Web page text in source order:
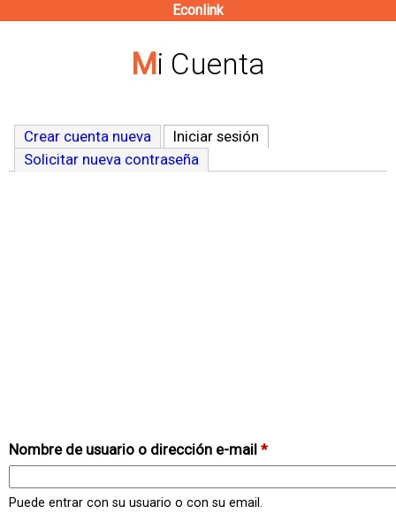
contenido
Econlink
Mi Cuenta
Crear cuenta nueva Iniciar sesión
Solicitar nueva contraseña
Nombre de usuario o dirección e-mail *
Puede entrar con su usuario o con su email.